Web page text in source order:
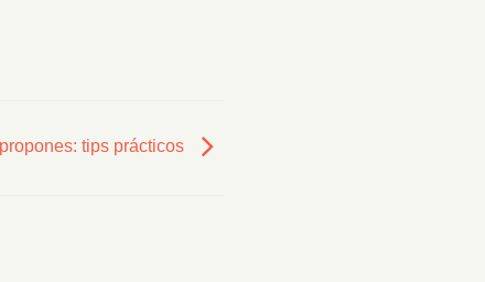
tips prácticos